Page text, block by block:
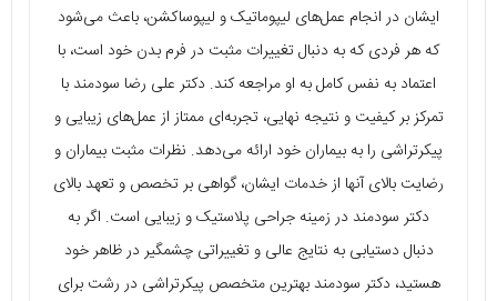
ایشان در انجام عمل‌های لیپوماتیک و لیپوساکشن، باعث می‌شود
که هر فردی که به دنبال تغییرات مثبت در فرم بدن خود است، با
اعتماد به نفس کامل به او مراجعه کند. دکتر علی رضا سودمند با
تمرکز بر کیفیت و نتیجه نهایی، تجربه‌ای ممتاز از عمل‌های زیبایی و
پیکرتراشی را به بیماران خود ارائه می‌دهد. نظرات مثبت بیماران و
رضایت بالای آنها از خدمات ایشان، گواهی بر تخصص و تعهد بالای
دکتر سودمند در زمینه جراحی پلاستیک و زیبایی است. اگر به
دنبال دستیابی به نتایج عالی و تغییراتی چشمگیر در ظاهر خود
هستید، دکتر سودمند بهترین متخصص پیکرتراشی در رشت برای